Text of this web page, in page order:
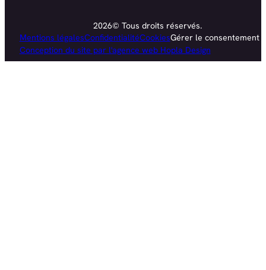
2026© Tous droits réservés.
Mentions légalesConfidentialitéCookiesGérer le consentement
Conception du site par l'agence web Hopla Design